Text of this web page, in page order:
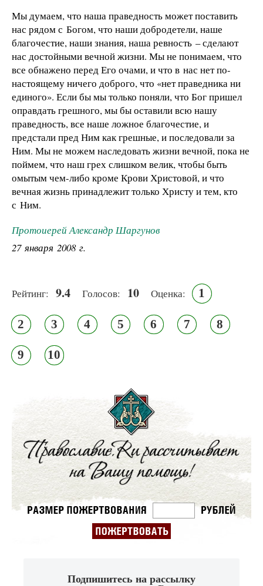
Мы думаем, что наша праведность может поставить
нас рядом с Богом, что наши добродетели, наше
благочестие, наши знания, наша ревность – сделают
нас достойными вечной жизни. Мы не понимаем, что
все обнажено перед Его очами, и что в нас нет по-
настоящему ничего доброго, что «нет праведника ни
единого». Если бы мы только поняли, что Бог пришел
оправдать грешного, мы бы оставили всю нашу
праведность, все наше ложное благочестие, и
предстали пред Ним как грешные, и последовали за
Ним. Мы не можем наследовать жизни вечной, пока не
поймем, что наш грех слишком велик, чтобы быть
омытым чем-либо кроме Крови Христовой, и что
вечная жизнь принадлежит только Христу и тем, кто
с Ним.
Протоиерей Александр Шаргунов
27 января 2008 г.
Рейтинг: 9.4 Голосов: 10 Оценка: 1
2 3 4 5 6 7 8
9 10
Подпишитесь на рассылку